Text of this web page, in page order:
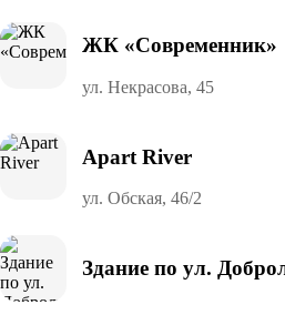
ЖК «Современник»
ул. Некрасова, 45
Apart River
ул. Обская, 46/2
Здание по ул.